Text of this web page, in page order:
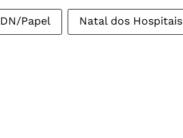
DN/Papel Natal dos Hospitais